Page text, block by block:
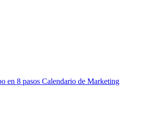
en 8 pasos Calendario de Marketing